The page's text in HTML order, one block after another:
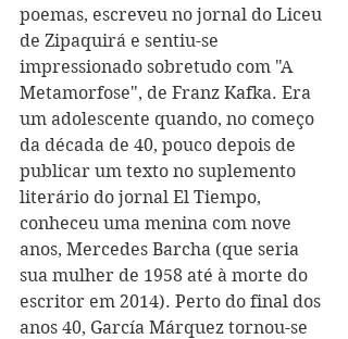
poemas, escreveu no jornal do Liceu
de Zipaquirá e sentiu-se
impressionado sobretudo com "A
Metamorfose", de Franz Kafka. Era
um adolescente quando, no começo
da década de 40, pouco depois de
publicar um texto no suplemento
literário do jornal El Tiempo,
conheceu uma menina com nove
anos, Mercedes Barcha (que seria
sua mulher de 1958 até à morte do
escritor em 2014). Perto do final dos
anos 40, García Márquez tornou-se